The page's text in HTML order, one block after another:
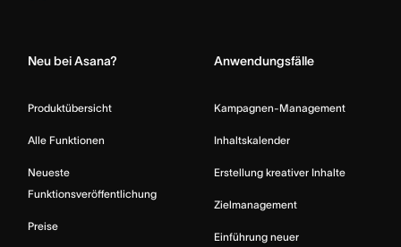
Neu bei Asana?
Produktübersicht
Alle Funktionen
Neueste
Funktionsveröffentlichung
Preise
Anwendungsfälle
Kampagnen-Management
Inhaltskalender
Erstellung kreativer Inhalte
Zielmanagement
Einführung neuer